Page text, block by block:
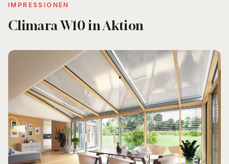
IMPRESSIONEN
Climara W10 in Aktion